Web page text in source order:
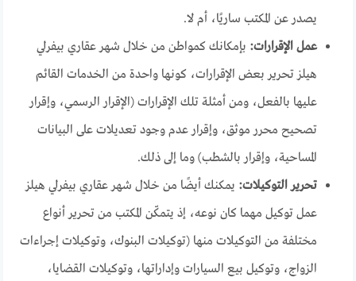
يصدر عن المكتب ساريًا، أم لا.
عمل الإقرارات: بإمكانك كمواطن من خلال شهر عقاري بيفرلي
هيلز تحرير بعض الإقرارات، كونها واحدة من الخدمات القائم
عليها بالفعل، ومن أمثلة تلك الإقرارات (الإقرار الرسمي، وإقرار
تصحيح محرر موثق، وإقرار عدم وجود تعديلات على البيانات
المساحية، وإقرار بالشطب) وما إلى ذلك.
تحرير التوكيلات: يمكنك أيضًا من خلال شهر عقاري بيفرلي هيلز
عمل توكيل مهما كان نوعه، إذ يتمكّن المكتب من تحرير أنواع
مختلفة من التوكيلات منها (توكيلات البنوك، وتوكيلات إجراءات
الزواج، وتوكيل بيع السيارات وإداراتها، وتوكيلات القضايا،